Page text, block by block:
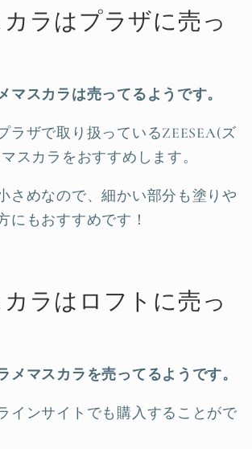
ラはプラザに売っ
マスカラは売ってるようです。
ラザで取り扱っているZEESEA(ズ
スカラをおすすめします。
さめなので、細かい部分も塗りや
にもおすすめです！
ラはロフトに売っ
メマスカラを売ってるようです。
インサイトでも購入することがで